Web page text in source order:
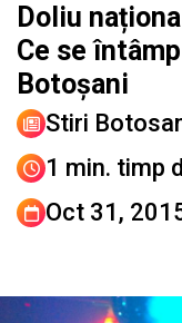
Doliu
Ce se
Botoșani
Stiri
1 min. timp
Oct 31,